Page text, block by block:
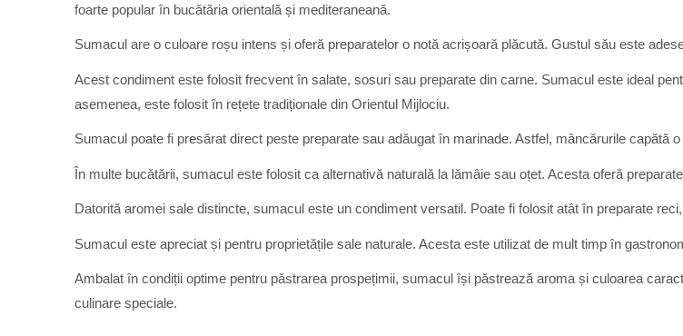
foarte popular în bucătăria orientală și mediteraneană.
Sumacul are o culoare roșu intens și oferă preparatelor o notă acrișoară plăcută. Gustul său este
Acest condiment este folosit frecvent în salate, sosuri sau preparate din carne. Sumacul este ideal
asemenea, este folosit în rețete tradiționale din Orientul Mijlociu.
Sumacul poate fi presărat direct peste preparate sau adăugat în marinade. Astfel, mâncărurile capătă
În multe bucătării, sumacul este folosit ca alternativă naturală la lămâie sau oțet. Acesta oferă
Datorită aromei sale distincte, sumacul este un condiment versatil. Poate fi folosit atât în preparate
Sumacul este apreciat și pentru proprietățile sale naturale. Acesta este utilizat de mult timp în
Ambalat în condiții optime pentru păstrarea prospețimii, sumacul își păstrează aroma și culoarea
culinare speciale.